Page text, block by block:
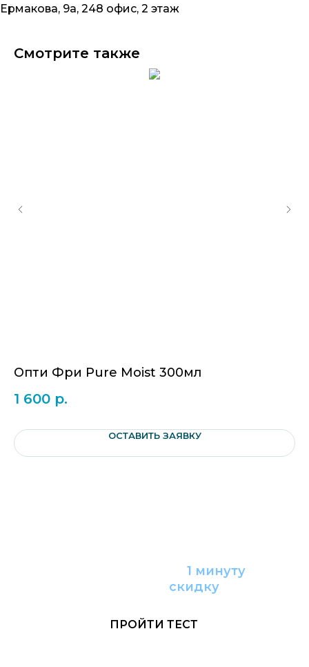
Ермакова, 9а, 248 офис, 2 этаж
Смотрите также
Опти Фри Pure Moist 300мл
1 600 р.
ОСТАВИТЬ ЗАЯВКУ
1 минуту
скидку
ПРОЙТИ ТЕСТ